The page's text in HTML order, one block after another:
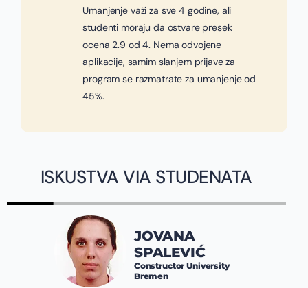
Umanjenje važi za sve 4 godine, ali
studenti moraju da ostvare presek
ocena 2.9 od 4. Nema odvojene
aplikacije, samim slanjem prijave za
program se razmatrate za umanjenje od
45%.
ISKUSTVA VIA STUDENATA
JOVANA
SPALEVIĆ
Constructor University
Bremen